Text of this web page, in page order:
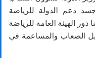
دعم الدولة للرياضة
دور الهيئة العامة للرياضة
الصعاب والمساعمة في